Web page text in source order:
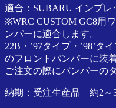
規
代
理
店
イ
ド
フ
ロ
ン
ト
ン
適合：SUBARU インプレ
※WRC CUSTOM GC8用
ンパーに適合します。
22B・’97タイプ・’98’タ
のフロントバンパーに装
ご注文の際にバンパーの
納期：受注生産品 約2～